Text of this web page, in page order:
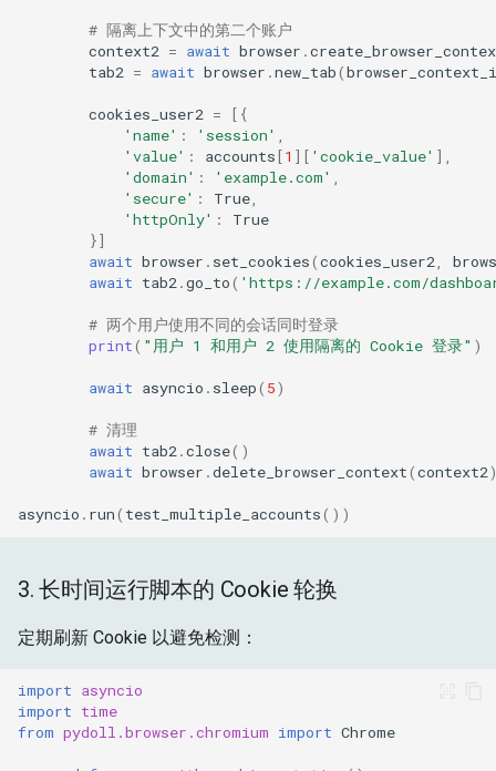
# 隔离上下文中的第二个账户
context2 = await browser .
tab2 = await browser .new_tab(
cookies_user2 =
[{
'name' : 'session' ,
'value' : accounts [1 ][ 'cookie_value' ],
'domain' : 'example.com' ,
'secure' : True,
'httpOnly' :
True
}]
await browser . set_cookies(cookies_user2,
await tab2.go_to( 'https://example.com/
# 两个用户使用不同的会话同时登录
print( "用户 1 和用户 2 使用隔离的 Cookie 登录" )
await asyncio . sleep( 5)
# 清理
await tab2.close()
await browser .delete_browser_context(context2
asyncio . run( test_multiple_accounts())
3. 长时间运行脚本的 Cookie 轮换
定期刷新 Cookie 以避免检测：
import asyncio
import time
from pydoll.browser.chromium import Chrome